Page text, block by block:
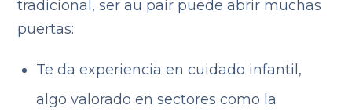
tradicional, ser au pair puede abrir muchas
puertas:
Te da experiencia en cuidado infantil,
algo valorado en sectores como la